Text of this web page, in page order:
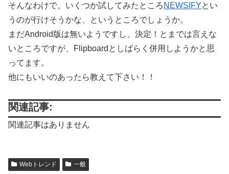
そんなわけで、いくつか試してみたところ NEWSIFYとい
うのが行けそうかな、というところでしょうか。
まだAndroid版は無いようですし、決定！とまでは言えな
いところですが、Flipboardとしばらく併用しようかと思
ってます。
他にもいいのあったら教えて下さい！！
関連記事:
関連記事はありません
Webトレンド 一般